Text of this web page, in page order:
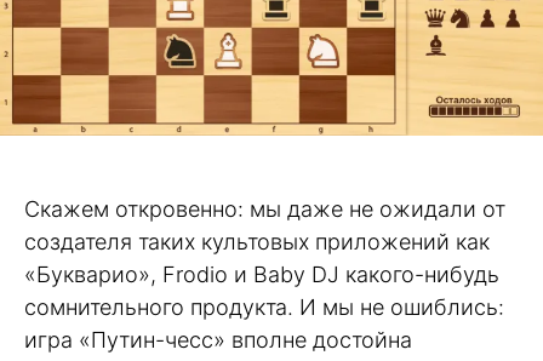
Скажем откровенно: мы даже не ожидали от
создателя таких культовых приложений как
«Букварио», Frodio и Baby DJ какого-нибудь
сомнительного продукта. И мы не ошиблись:
игра «Путин-чесс» вполне достойна